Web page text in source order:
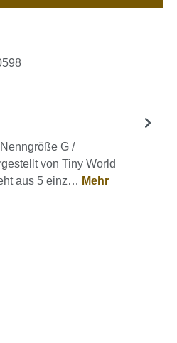
G /
von Tiny World
aus 5 einz… Mehr